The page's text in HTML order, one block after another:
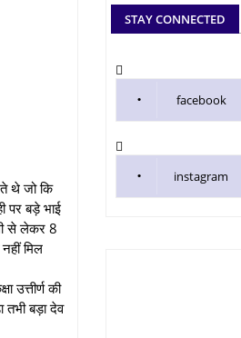
थे जो कि
पर बड़े भाई
से लेकर 8
मिल
उत्तीर्ण की
बड़ा देव
STAY CONNECTED
facebook
instagram